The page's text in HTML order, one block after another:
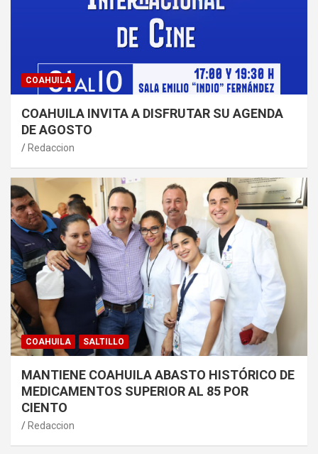
COAHUILA
COAHUILA INVITA A DISFRUTAR SU AGENDA
DE AGOSTO
Redaccion
COAHUILA SALTILLO
MANTIENE COAHUILA ABASTO HISTÓRICO DE
MEDICAMENTOS SUPERIOR AL 85 POR
CIENTO
Redaccion